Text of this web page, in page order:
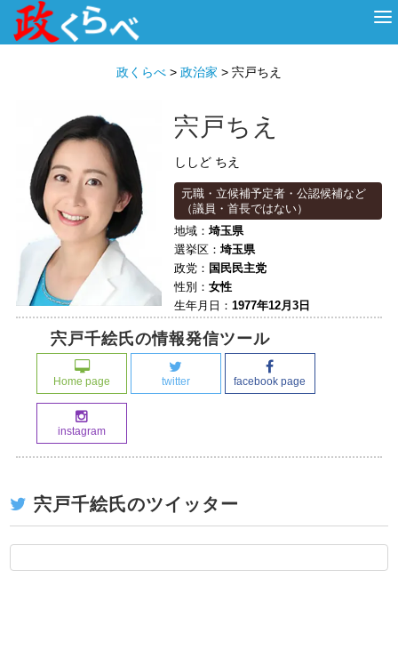
政くらべ > 政治家 > 宍戸ちえ
宍戸ちえ
ししど ちえ
元職・立候補予定者・公認候補など
（議員・首長ではない）
地域： 埼玉県
選挙区： 埼玉県
政党： 国民民主党
性別： 女性
生年月日： 1977年12月3日
宍戸千絵氏の情報発信ツール
Home page twitter facebook page
instagram
宍戸千絵氏のツイッター